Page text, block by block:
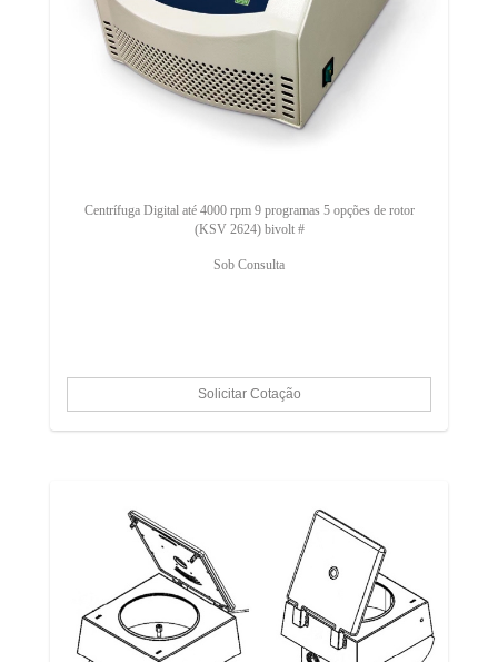
Centrífuga Digital até 4000 rpm 9 programas 5 opções de rotor
(KSV 2624) bivolt #
Sob Consulta